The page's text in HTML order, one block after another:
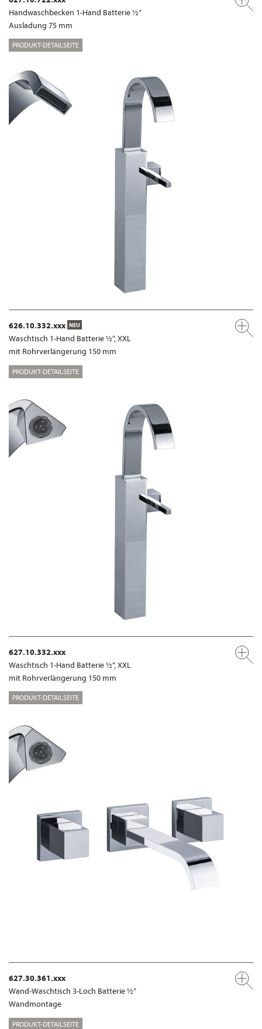
Handwaschbecken 1-Hand Batterie ½”
Ausladung 75 mm
PRODUKT-DETAILSEITE
626.10.332.xxx NEU
Waschtisch 1-Hand Batterie ½“, XXL
mit Rohrverlängerung 150 mm
PRODUKT-DETAILSEITE
627.10.332.xxx
Waschtisch 1-Hand Batterie ½“, XXL
mit Rohrverlängerung 150 mm
PRODUKT-DETAILSEITE
627.30.361.xxx
Wand-Waschtisch 3-Loch Batterie ½“
Wandmontage
PRODUKT-DETAILSEITE